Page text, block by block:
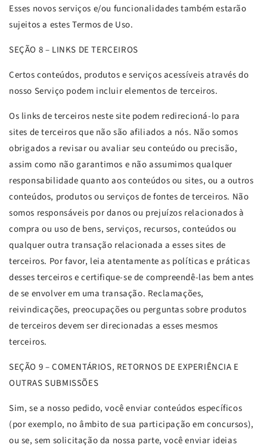
Esses novos serviços e/ou funcionalidades também estarão
sujeitos a estes Termos de Uso.
SEÇÃO 8 – LINKS DE TERCEIROS
Certos conteúdos, produtos e serviços acessíveis através do
nosso Serviço podem incluir elementos de terceiros.
Os links de terceiros neste site podem redirecioná-lo para
sites de terceiros que não são afiliados a nós. Não somos
obrigados a revisar ou avaliar seu conteúdo ou precisão,
assim como não garantimos e não assumimos qualquer
responsabilidade quanto aos conteúdos ou sites, ou a outros
conteúdos, produtos ou serviços de fontes de terceiros. Não
somos responsáveis por danos ou prejuízos relacionados à
compra ou uso de bens, serviços, recursos, conteúdos ou
qualquer outra transação relacionada a esses sites de
terceiros. Por favor, leia atentamente as políticas e práticas
desses terceiros e certifique-se de compreendê-las bem antes
de se envolver em uma transação. Reclamações,
reivindicações, preocupações ou perguntas sobre produtos
de terceiros devem ser direcionadas a esses mesmos
terceiros.
SEÇÃO 9 – COMENTÁRIOS, RETORNOS DE EXPERIÊNCIA E
OUTRAS SUBMISSÕES
Sim, se a nosso pedido, você enviar conteúdos específicos
(por exemplo, no âmbito de sua participação em concursos),
ou se, sem solicitação da nossa parte, você enviar ideias